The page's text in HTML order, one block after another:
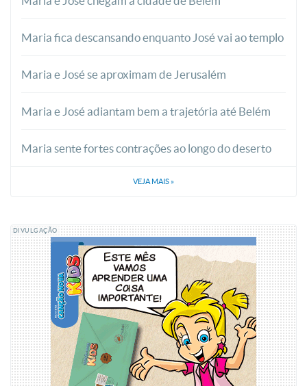
Maria fica descansando enquanto José vai ao templo
Maria e José se aproximam de Jerusalém
Maria e José adiantam bem a trajetória até Belém
Maria sente fortes contrações ao longo do deserto
VEJA MAIS »
DIVULGAÇÃO